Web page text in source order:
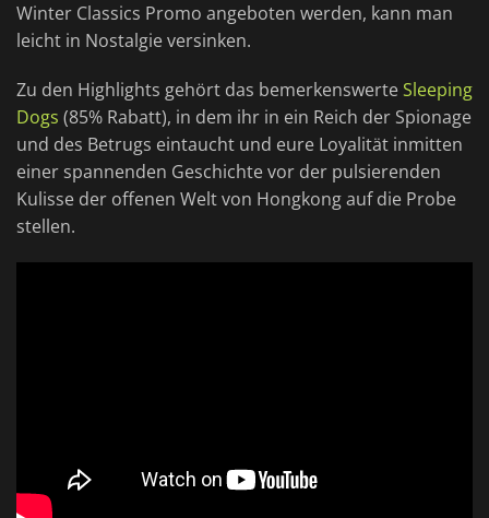
Winter Classics Promo angeboten werden, kann man
leicht in Nostalgie versinken.
Zu den Highlights gehört das bemerkenswerteSleeping
Dogs (85% Rabatt), in dem ihr in ein Reich der Spionage
und des Betrugs eintaucht und eure Loyalität inmitten
einer spannenden Geschichte vor der pulsierenden
Kulisse der offenen Welt von Hongkong auf die Probe
stellen.